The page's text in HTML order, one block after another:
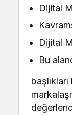
Dijital
Dijital
Bu